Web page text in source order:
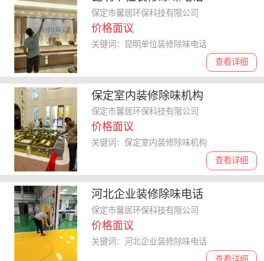
保定市馨居环保科技有限公司
价格面议
查看详细
关键词：昆明单位装修除味电话
保定室内装修除味机构
保定市馨居环保科技有限公司
价格面议
查看详细
关键词：保定室内装修除味机构
河北企业装修除味电话
保定市馨居环保科技有限公司
价格面议
查看详细
关键词：河北企业装修除味电话